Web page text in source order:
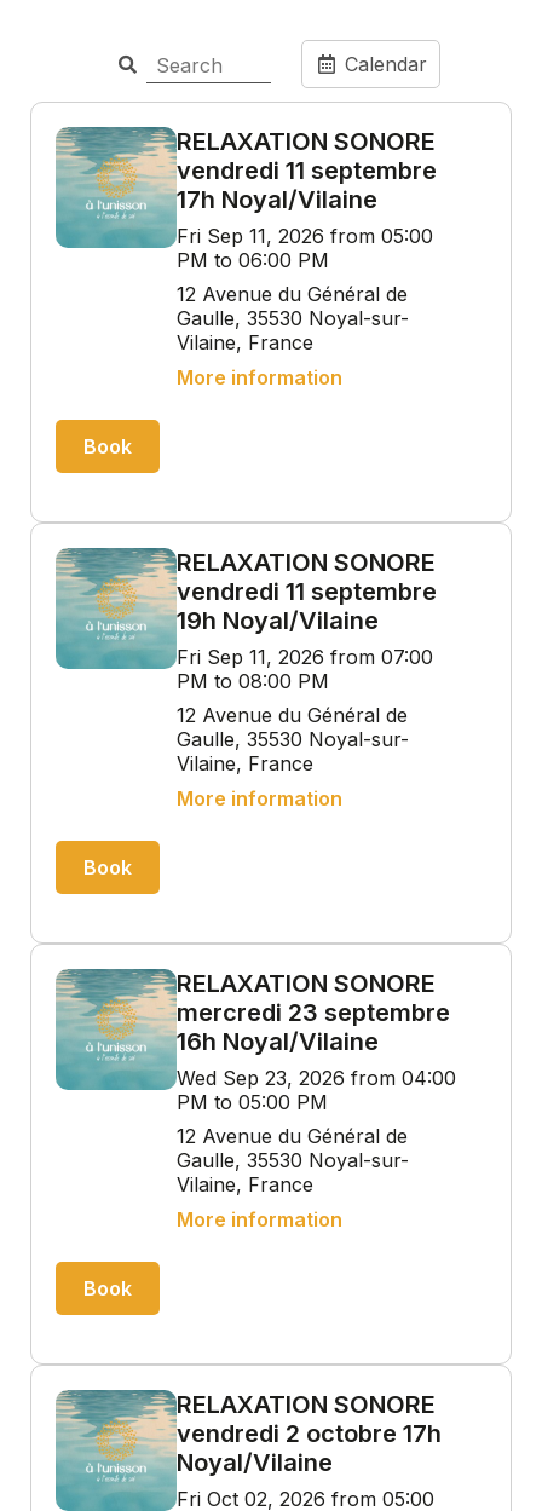
Calendar
RELAXATION SONORE
vendredi 11 septembre
17h Noyal/Vilaine
Fri Sep 11, 2026 from 05:00
PM to 06:00 PM
12 Avenue du Général de
Gaulle, 35530 Noyal-sur-
Vilaine, France
More information
Book
RELAXATION SONORE
vendredi 11 septembre
19h Noyal/Vilaine
Fri Sep 11, 2026 from 07:00
PM to 08:00 PM
12 Avenue du Général de
Gaulle, 35530 Noyal-sur-
Vilaine, France
More information
Book
RELAXATION SONORE
mercredi 23 septembre
16h Noyal/Vilaine
Wed Sep 23, 2026 from 04:00
PM to 05:00 PM
12 Avenue du Général de
Gaulle, 35530 Noyal-sur-
Vilaine, France
More information
Book
RELAXATION SONORE
vendredi 2 octobre 17h
Noyal/Vilaine
Fri Oct 02, 2026 from 05:00